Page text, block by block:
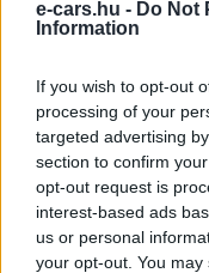
e-cars.hu - Do Not
Information
If you wish to opt-out
processing of your
targeted advertising
section to confirm
opt-out request is
interest-based ads
us or personal
your opt-out. You
Kövesd az e-
CÍMKÉK Árháború
Elektromos autó